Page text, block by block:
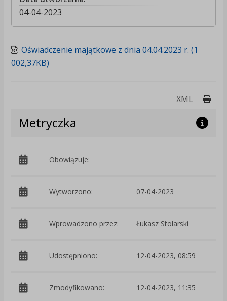
04-04-2023
Oświadczenie majątkowe z dnia 04.04.2023 r. (1
002,37KB)
XML
Metryczka
Obowiązuje:
Wytworzono: 07-04-2023
Wprowadzono przez: Łukasz Stolarski
Udostępniono: 12-04-2023, 08:59
Zmodyfikowano: 12-04-2023, 11:35